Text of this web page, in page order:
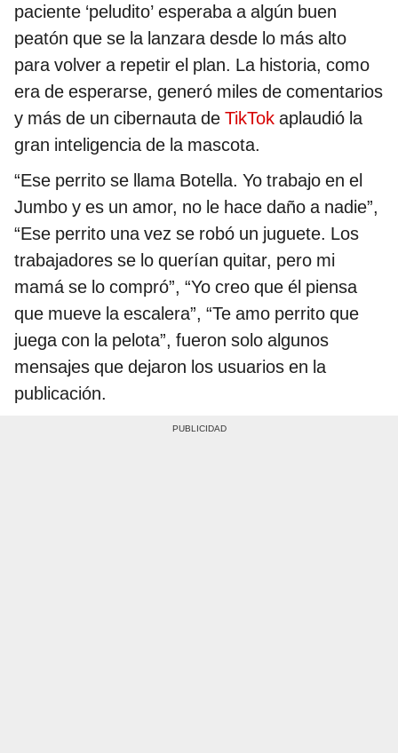
paciente ‘peludito’ esperaba a algún buen
peatón que se la lanzara desde lo más alto
para volver a repetir el plan. La historia, como
era de esperarse, generó miles de comentarios
y más de un cibernauta de TikTok aplaudió la
gran inteligencia de la mascota.
“Ese perrito se llama Botella. Yo trabajo en el
Jumbo y es un amor, no le hace daño a nadie”,
“Ese perrito una vez se robó un juguete. Los
trabajadores se lo querían quitar, pero mi
mamá se lo compró”, “Yo creo que él piensa
que mueve la escalera”, “Te amo perrito que
juega con la pelota”, fueron solo algunos
mensajes que dejaron los usuarios en la
publicación.